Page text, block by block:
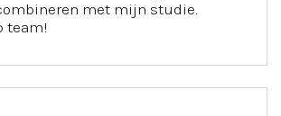
met mijn studie.
team!